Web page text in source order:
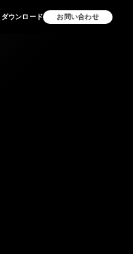
ダウンロード お問い合わせ